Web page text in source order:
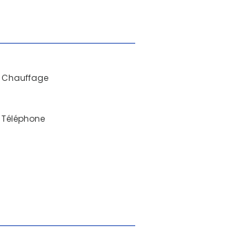
Chauffage
Téléphone